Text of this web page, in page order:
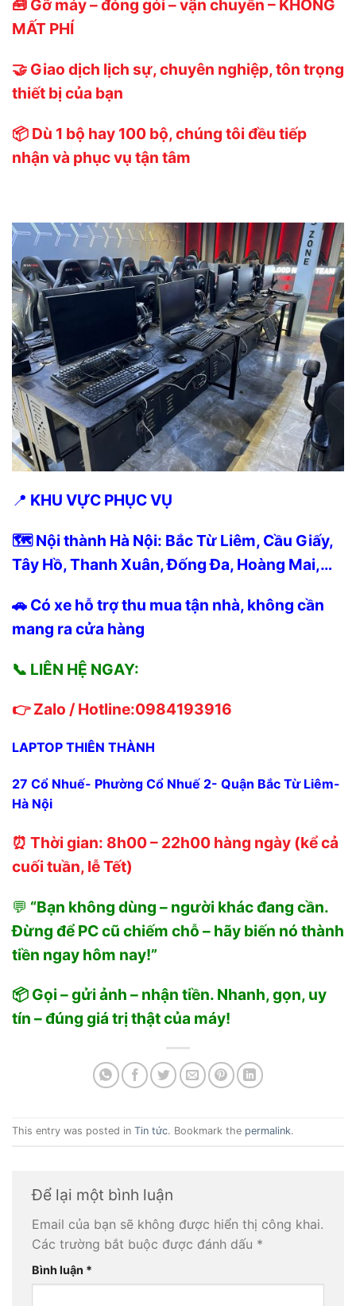
🧰 Gỡ máy – đóng gói – vận chuyển – KHÔNG
MẤT PHÍ
🤝 Giao dịch lịch sự, chuyên nghiệp, tôn trọng
thiết bị của bạn
📦 Dù 1 bộ hay 100 bộ, chúng tôi đều tiếp
nhận và phục vụ tận tâm
📍 KHU VỰC PHỤC VỤ
🗺️ Nội thành Hà Nội: Bắc Từ Liêm, Cầu Giấy,
Tây Hồ, Thanh Xuân, Đống Đa, Hoàng Mai,…
🚗 Có xe hỗ trợ thu mua tận nhà, không cần
mang ra cửa hàng
📞 LIÊN HỆ NGAY:
👉 Zalo / Hotline:0984193916
LAPTOP THIÊN THÀNH
27 Cổ Nhuế- Phường Cổ Nhuế 2- Quận Bắc Từ Liêm-
Hà Nội
⏰ Thời gian: 8h00 – 22h00 hàng ngày (kể cả
cuối tuần, lễ Tết)
💬 “Bạn không dùng – người khác đang cần.
Đừng để PC cũ chiếm chỗ – hãy biến nó thành
tiền ngay hôm nay!”
📦 Gọi – gửi ảnh – nhận tiền. Nhanh, gọn, uy
tín – đúng giá trị thật của máy!
This entry was posted in Tin tức. Bookmark the permalink.
Để lại một bình luận
Email của bạn sẽ không được hiển thị công khai.
Các trường bắt buộc được đánh dấu *
Bình luận *